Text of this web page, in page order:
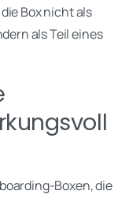
Box nicht als
als Teil eines
Boxen, die